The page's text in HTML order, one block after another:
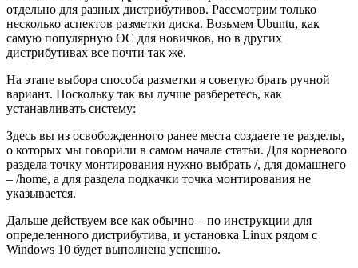
отдельно для разных дистрибутивов. Рассмотрим только
несколько аспектов разметки диска. Возьмем Ubuntu, как
самую популярную ОС для новичков, но в других
дистрибутивах все почти так же.
На этапе выбора способа разметки я советую брать ручной
вариант. Поскольку так вы лучше разберетесь, как
устанавливать систему:
Здесь вы из освобожденного ранее места создаете те разделы,
о которых мы говорили в самом начале статьи. Для корневого
раздела точку монтирования нужно выбрать /, для домашнего
– /home, а для раздела подкачки точка монтирования не
указывается.
Дальше действуем все как обычно – по инструкции для
определенного дистрибутива, и установка Linux рядом с
Windows 10 будет выполнена успешно.